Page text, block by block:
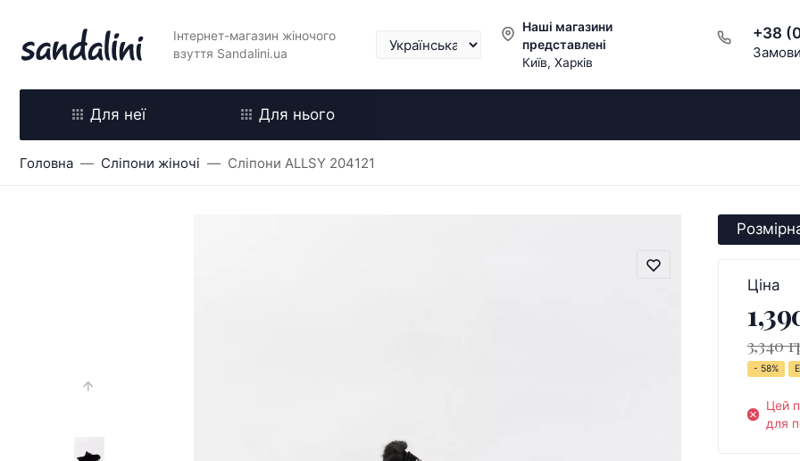
Інтернет-магазин жіночого
взуття Sandalini.ua
Наші магазини
представлені
Київ, Харків
+38
Для неї Для нього
Головна Сліпони жіночі Сліпони ALLSY 204121
Ціна
3,340
- 58%
Цей
для